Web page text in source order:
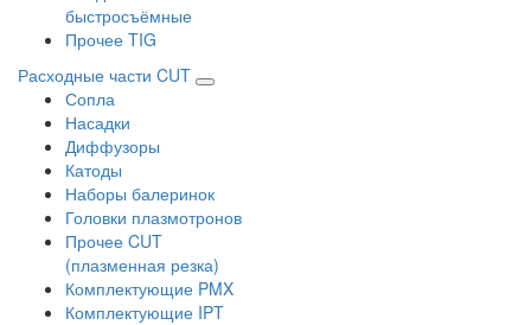
быстросъёмные
Прочее TIG
Расходные части CUT
Сопла
Насадки
Диффузоры
Катоды
Наборы балеринок
Головки плазмотронов
Прочее CUT
(плазменная резка)
Комплектующие PMX
Комплектующие IPT